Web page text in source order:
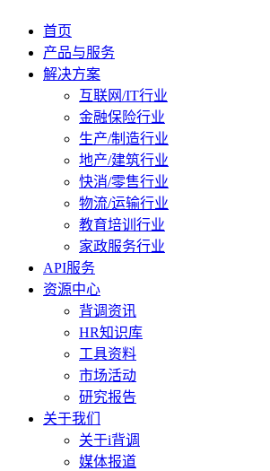
首页
产品与服务
解决方案
互联网/IT行业
金融保险行业
生产/制造行业
地产/建筑行业
快消/零售行业
物流/运输行业
教育培训行业
家政服务行业
API服务
资源中心
背调资讯
HR知识库
工具资料
市场活动
研究报告
关于我们
关于i背调
媒体报道